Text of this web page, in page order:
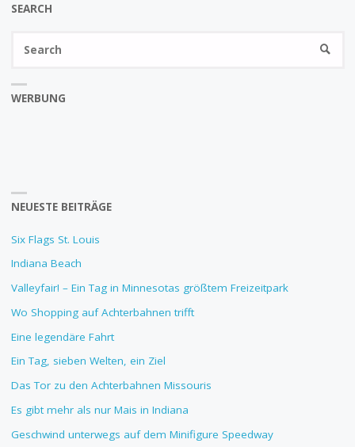
SEARCH
WERBUNG
NEUESTE BEITRÄGE
Six Flags St. Louis
Indiana Beach
Valleyfair! – Ein Tag in Minnesotas größtem Freizeitpark
Wo Shopping auf Achterbahnen trifft
Eine legendäre Fahrt
Ein Tag, sieben Welten, ein Ziel
Das Tor zu den Achterbahnen Missouris
Es gibt mehr als nur Mais in Indiana
Geschwind unterwegs auf dem Minifigure Speedway